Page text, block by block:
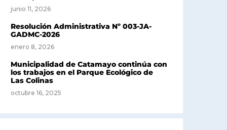
junio 11, 2026
Resolución Administrativa Nº 003-JA-
GADMC-2026
enero 8, 2026
Municipalidad de Catamayo continúa con
los trabajos en el Parque Ecológico de
Las Colinas
octubre 16, 2025